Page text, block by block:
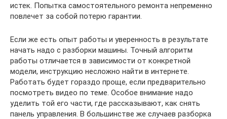
истек. Попытка самостоятельного ремонта непременно
повлечет за собой потерю гарантии.
Если же есть опыт работы и уверенность в результате
начать надо с разборки машины. Точный алгоритм
работы отличается в зависимости от конкретной
модели, инструкцию несложно найти в интернете.
Работать будет гораздо проще, если предварительно
посмотреть видео по теме. Особое внимание надо
уделить той его части, где рассказывают, как снять
панель управления. В большинстве же случаев разборка